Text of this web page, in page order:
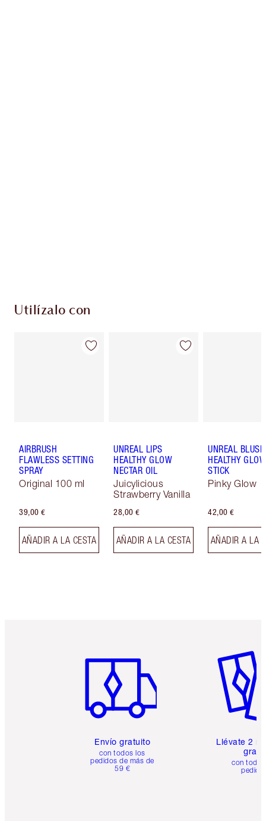
Utilízalo con
AIRBRUSH
FLAWLESS SETTING
SPRAY
Original 100 ml
39,00 €
AÑADIR A LA CESTA
UNREAL LIPS
HEALTHY GLOW
NECTAR OIL
Juicylicious
Strawberry Vanilla
28,00 €
AÑADIR A LA CESTA
UNREAL BLUSH
HEALTHY GLOW
STICK
Pinky Glow
42,00 €
AÑADIR A LA
Envío gratuito
con todos los
pedidos de más de
59 €
Llévate 2
gratis
con